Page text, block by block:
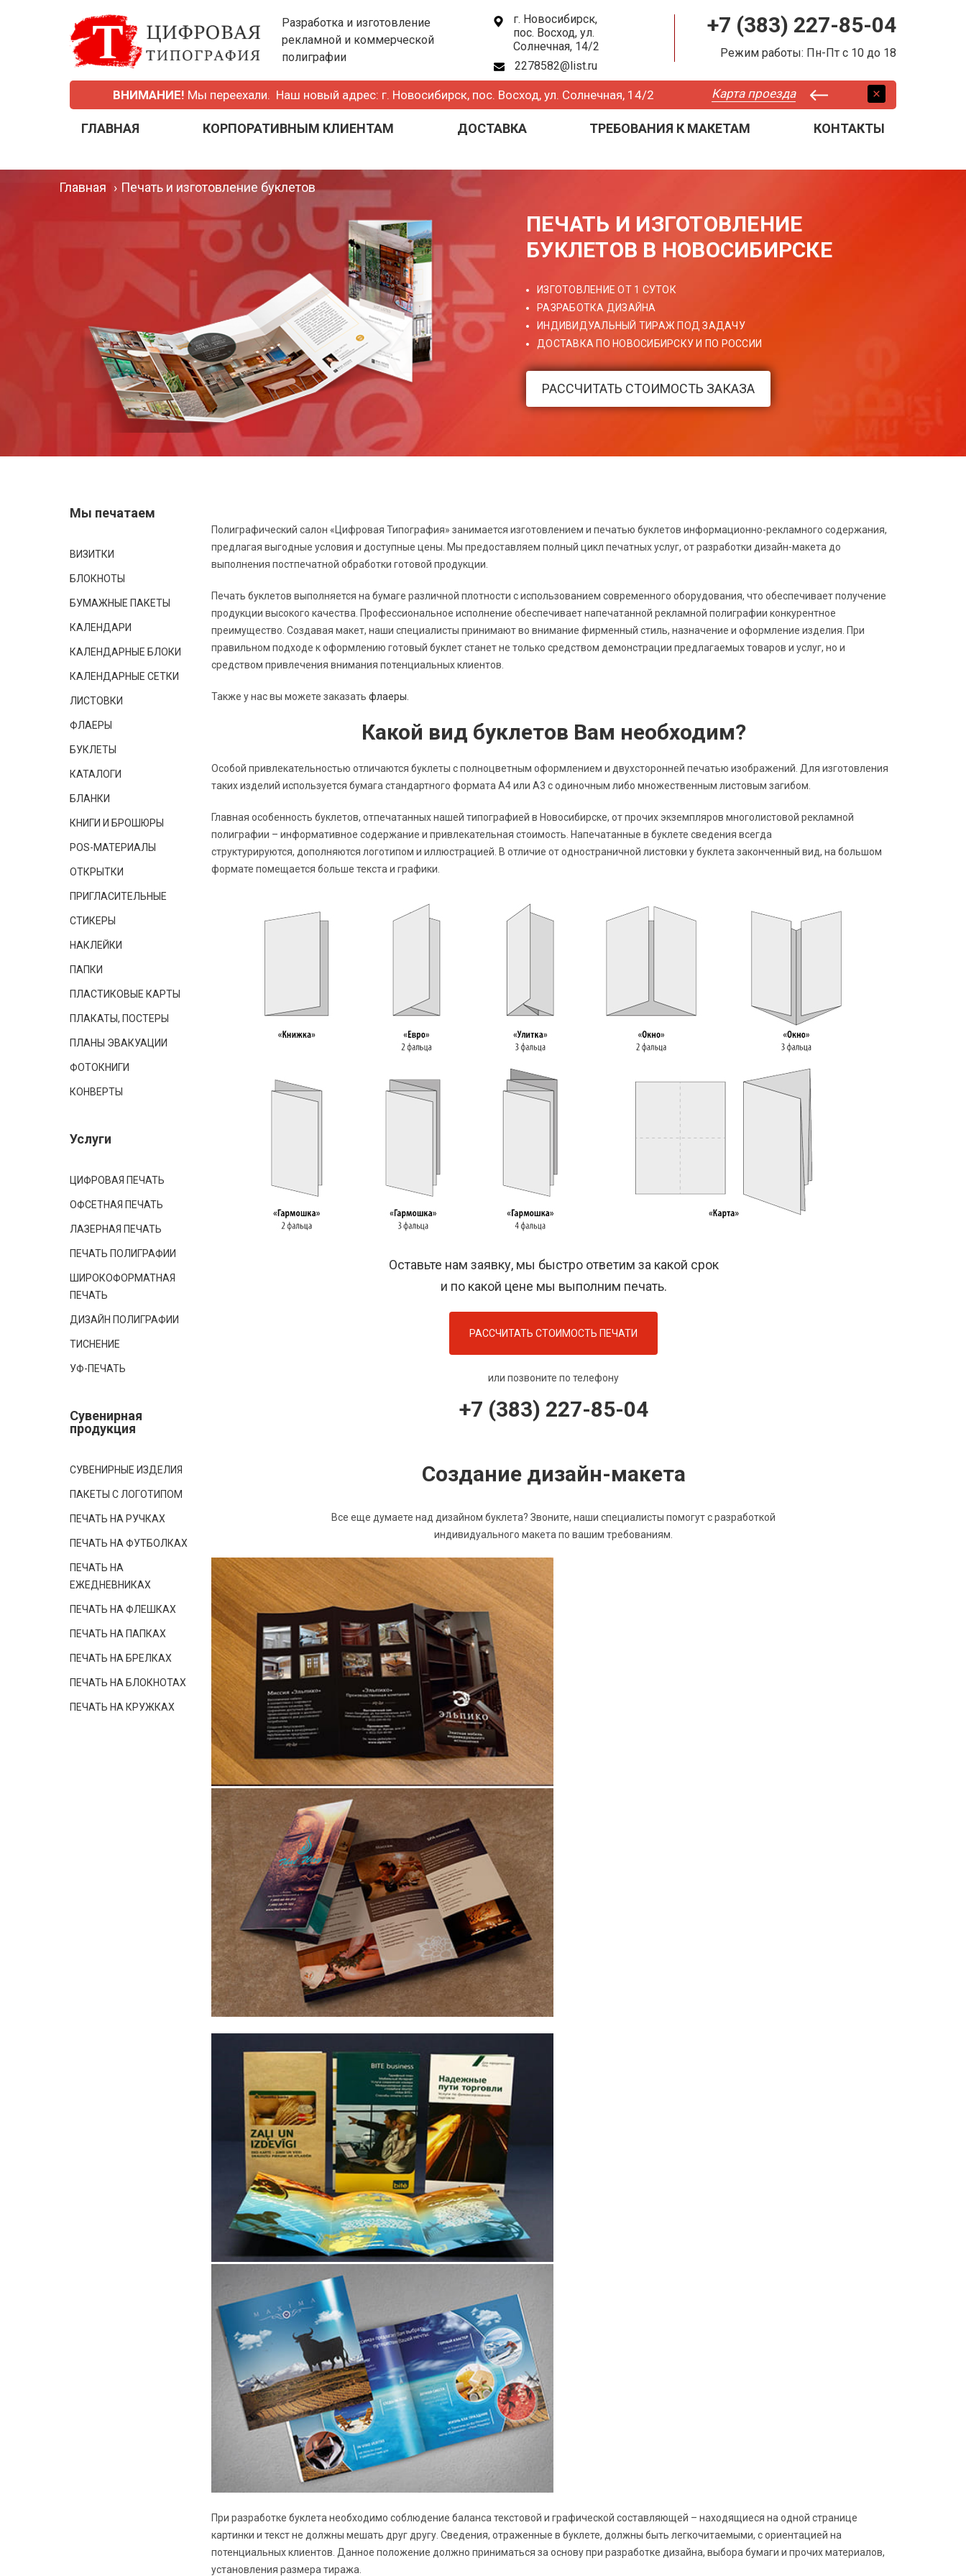
Разработка и изготовление
рекламной и коммерческой
полиграфии
г. Новосибирск,
пос. Восход, ул.
Солнечная, 14/2
2278582@list.ru
+7 (383) 227-85-04
Режим работы: Пн-Пт с 10 до 18
ВНИМАНИЕ! Мы переехали. Наш новый адрес: г. Новосибирск, пос. Восход, ул. Солнечная, 14/2 Карта проезда
ГЛАВНАЯ КОРПОРАТИВНЫМ КЛИЕНТАМ ДОСТАВКА ТРЕБОВАНИЯ К МАКЕТАМ КОНТАКТЫ
Главная › Печать и изготовление буклетов
ПЕЧАТЬ И ИЗГОТОВЛЕНИЕ
БУКЛЕТОВ В НОВОСИБИРСКЕ
ИЗГОТОВЛЕНИЕ ОТ 1 СУТОК
РАЗРАБОТКА ДИЗАЙНА
ИНДИВИДУАЛЬНЫЙ ТИРАЖ ПОД ЗАДАЧУ
ДОСТАВКА ПО НОВОСИБИРСКУ И ПО РОССИИ
РАССЧИТАТЬ СТОИМОСТЬ ЗАКАЗА
Мы печатаем
ВИЗИТКИ
БЛОКНОТЫ
БУМАЖНЫЕ ПАКЕТЫ
КАЛЕНДАРИ
КАЛЕНДАРНЫЕ БЛОКИ
КАЛЕНДАРНЫЕ СЕТКИ
ЛИСТОВКИ
ФЛАЕРЫ
БУКЛЕТЫ
КАТАЛОГИ
БЛАНКИ
КНИГИ И БРОШЮРЫ
POS-МАТЕРИАЛЫ
ОТКРЫТКИ
ПРИГЛАСИТЕЛЬНЫЕ
СТИКЕРЫ
НАКЛЕЙКИ
ПАПКИ
ПЛАСТИКОВЫЕ КАРТЫ
ПЛАКАТЫ, ПОСТЕРЫ
ПЛАНЫ ЭВАКУАЦИИ
ФОТОКНИГИ
КОНВЕРТЫ
Услуги
ЦИФРОВАЯ ПЕЧАТЬ
ОФСЕТНАЯ ПЕЧАТЬ
ЛАЗЕРНАЯ ПЕЧАТЬ
ПЕЧАТЬ ПОЛИГРАФИИ
ШИРОКОФОРМАТНАЯ
ПЕЧАТЬ
ДИЗАЙН ПОЛИГРАФИИ
ТИСНЕНИЕ
УФ-ПЕЧАТЬ
Сувенирная
продукция
СУВЕНИРНЫЕ ИЗДЕЛИЯ
ПАКЕТЫ С ЛОГОТИПОМ
ПЕЧАТЬ НА РУЧКАХ
ПЕЧАТЬ НА ФУТБОЛКАХ
ПЕЧАТЬ НА
ЕЖЕДНЕВНИКАХ
ПЕЧАТЬ НА ФЛЕШКАХ
ПЕЧАТЬ НА ПАПКАХ
ПЕЧАТЬ НА БРЕЛКАХ
ПЕЧАТЬ НА БЛОКНОТАХ
ПЕЧАТЬ НА КРУЖКАХ
Полиграфический салон «Цифровая Типография» занимается изготовлением и печатью буклетов информационно-рекламного содержания,
предлагая выгодные условия и доступные цены. Мы предоставляем полный цикл печатных услуг, от разработки дизайн-макета до
выполнения постпечатной обработки готовой продукции.
Печать буклетов выполняется на бумаге различной плотности с использованием современного оборудования, что обеспечивает получение
продукции высокого качества. Профессиональное исполнение обеспечивает напечатанной рекламной полиграфии конкурентное
преимущество. Создавая макет, наши специалисты принимают во внимание фирменный стиль, назначение и оформление изделия. При
правильном подходе к оформлению готовый буклет станет не только средством демонстрации предлагаемых товаров и услуг, но и
средством привлечения внимания потенциальных клиентов.
Также у нас вы можете заказать флаеры.
Какой вид буклетов Вам необходим?
Особой привлекательностью отличаются буклеты с полноцветным оформлением и двухсторонней печатью изображений. Для изготовления
таких изделий используется бумага стандартного формата А4 или А3 с одиночным либо множественным листовым загибом.
Главная особенность буклетов, отпечатанных нашей типографией в Новосибирске, от прочих экземпляров многолистовой рекламной
полиграфии – информативное содержание и привлекательная стоимость. Напечатанные в буклете сведения всегда
структурируются, дополняются логотипом и иллюстрацией. В отличие от одностраничной листовки у буклета законченный вид, на большом
формате помещается больше текста и графики.
Оставьте нам заявку, мы быстро ответим за какой срок
и по какой цене мы выполним печать.
РАССЧИТАТЬ СТОИМОСТЬ ПЕЧАТИ
или позвоните по телефону
+7 (383) 227-85-04
Создание дизайн-макета
Все еще думаете над дизайном буклета? Звоните, наши специалисты помогут с разработкой
индивидуального макета по вашим требованиям.
При разработке буклета необходимо соблюдение баланса текстовой и графической составляющей – находящиеся на одной странице
картинки и текст не должны мешать друг другу. Сведения, отраженные в буклете, должны быть легкочитаемыми, с ориентацией на
потенциальных клиентов. Данное положение должно приниматься за основу при разработке дизайна, выбора бумаги и прочих материалов,
установления размера тиража.